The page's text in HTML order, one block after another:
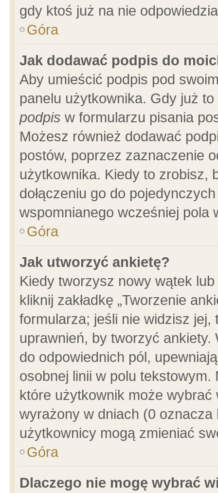
gdy ktoś już na nie
Góra
Jak dodawać podpis do
Aby umieścić podpis pod
panelu użytkownika. Gdy już
podpis w formularzu pisania
Możesz również dodawać
postów, poprzez zaznaczenie
użytkownika. Kiedy to zrobisz,
dołączeniu go do
wspomnianego wcześniej pola
Góra
Jak utworzyć ankietę?
Kiedy tworzysz nowy wątek
kliknij zakładkę „Tworzenie
formularza; jeśli nie widzisz
uprawnień, by tworzyć ankiety.
do odpowiednich pól,
osobnej linii w polu
które użytkownik może
wyrażony w dniach (0
użytkownicy mogą zmieniać
Góra
Dlaczego nie mogę wybrać